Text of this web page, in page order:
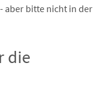
aber bitte nicht in der
die